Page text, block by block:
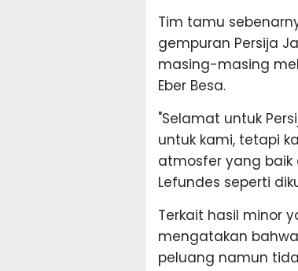
Tim tamu
gempuran Persija
masing-masing
Eber Besa.
"Selamat untuk
untuk kami, tetapi
atmosfer yang baik
Lefundes seperti
Terkait hasil minor
mengatakan
peluang namun